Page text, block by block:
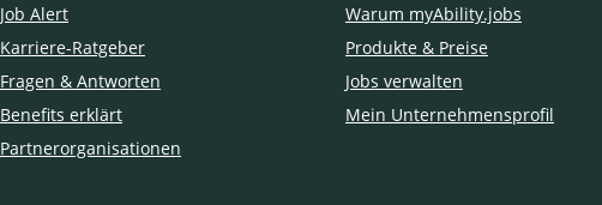
Job Alert
Karriere-Ratgeber
Fragen & Antworten
Benefits erklärt
Partnerorganisationen
Warum myAbility.jobs
Produkte & Preise
Jobs verwalten
Mein Unternehmensprofil